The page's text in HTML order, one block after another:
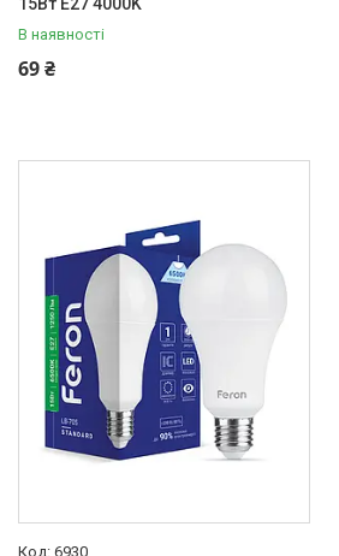
В наявності
69 ₴
6930